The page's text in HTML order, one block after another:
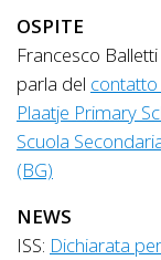
OSPITE
Francesco
parla del
Plaatje Primary
Scuola
(BG)
NEWS
ISS: Dichiarata